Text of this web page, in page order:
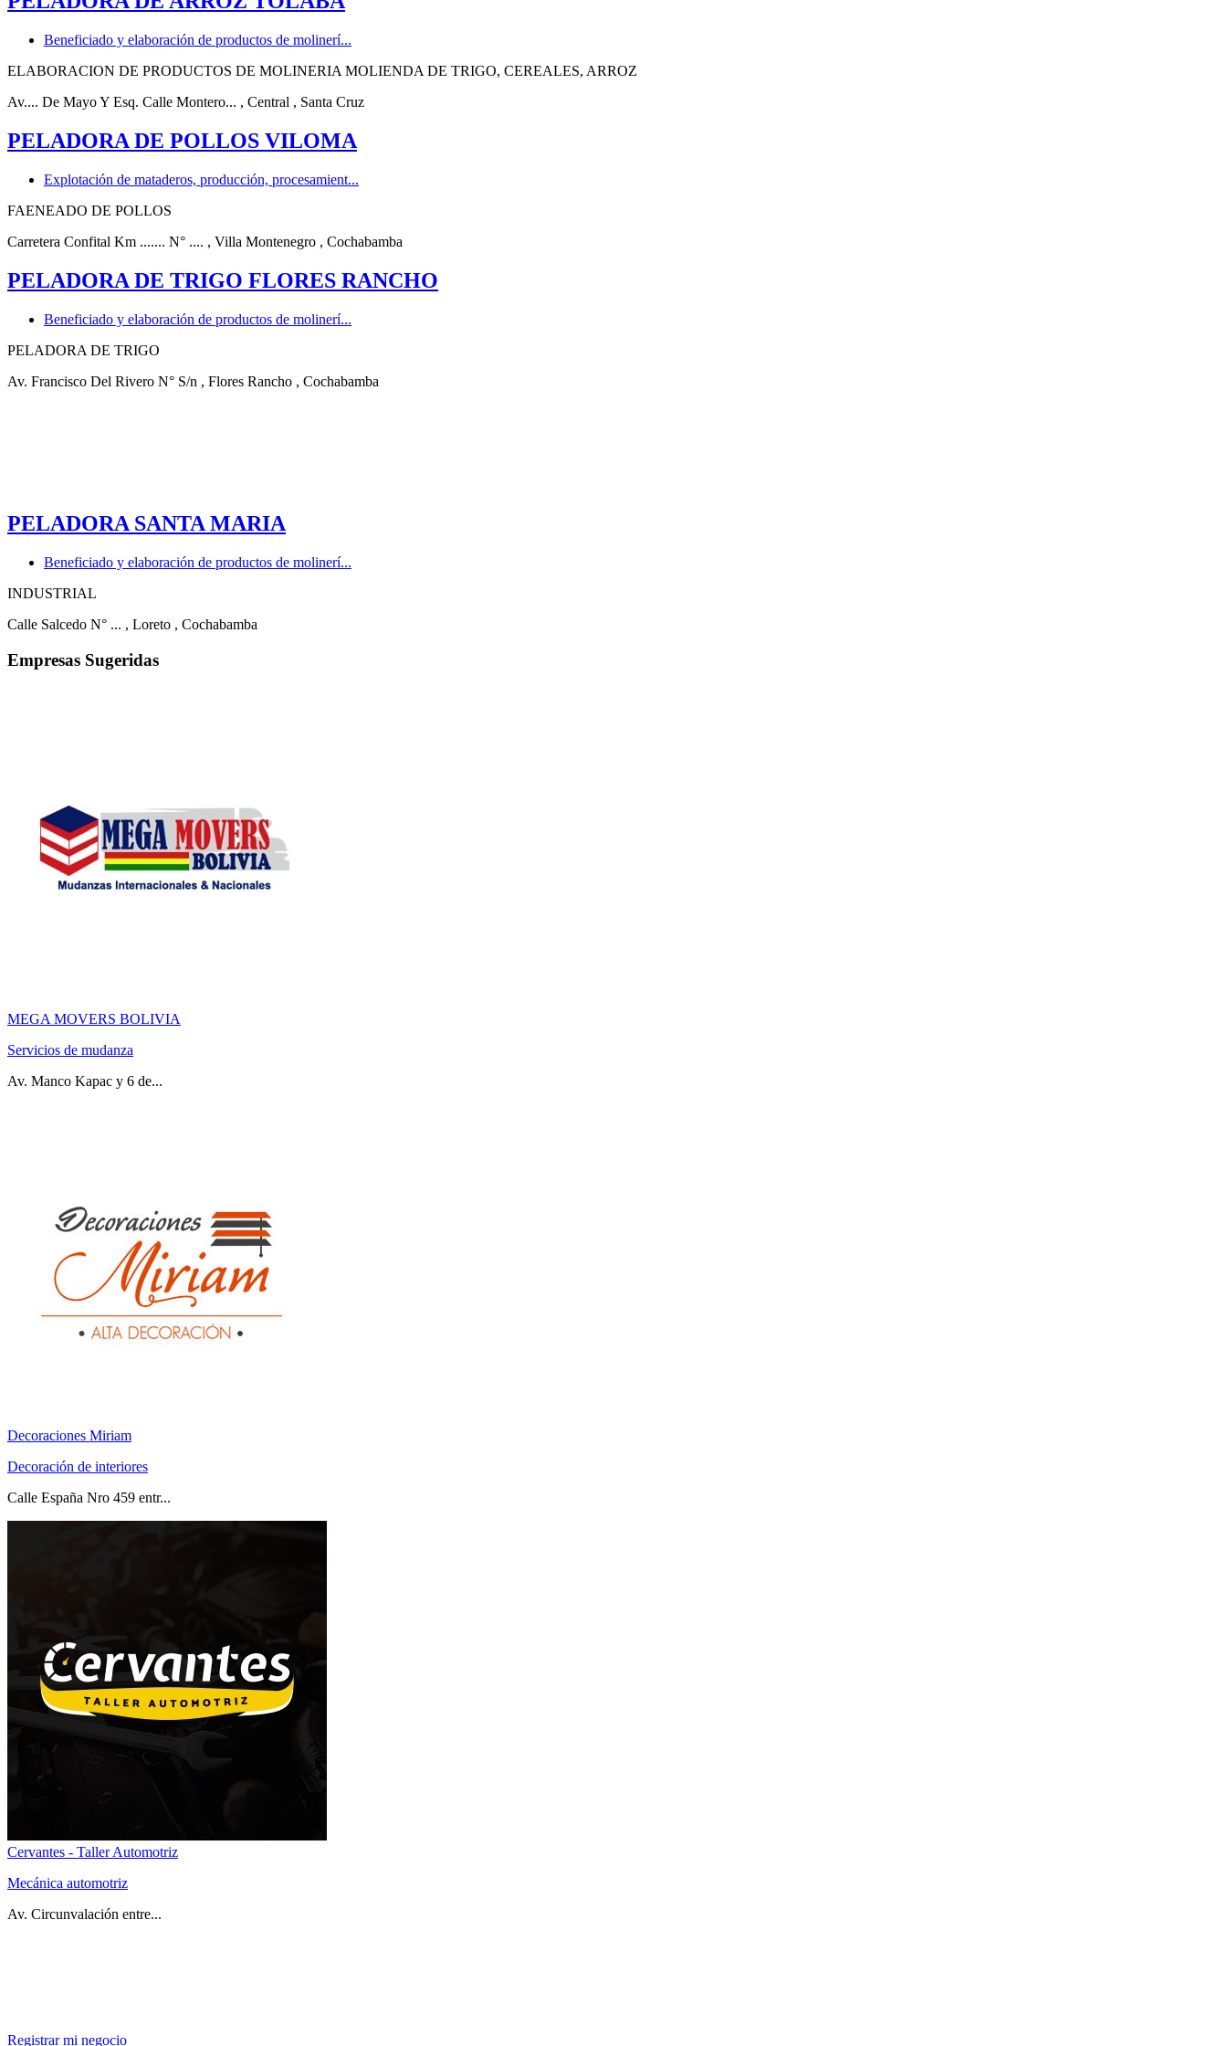
Beneficiado y elaboración de productos de molinerí...
ELABORACION DE PRODUCTOS DE MOLINERIA MOLIENDA DE TRIGO, CEREALES, ARROZ
Av.... De Mayo Y Esq. Calle Montero... , Central , Santa Cruz
PELADORA DE POLLOS VILOMA
Explotación de mataderos, producción, procesamient...
FAENEADO DE POLLOS
Carretera Confital Km ....... N° .... , Villa Montenegro , Cochabamba
PELADORA DE TRIGO FLORES RANCHO
Beneficiado y elaboración de productos de molinerí...
PELADORA DE TRIGO
Av. Francisco Del Rivero N° S/n , Flores Rancho , Cochabamba
PELADORA SANTA MARIA
Beneficiado y elaboración de productos de molinerí...
INDUSTRIAL
Calle Salcedo N° ... , Loreto , Cochabamba
Empresas Sugeridas
MEGA MOVERS BOLIVIA
Servicios de mudanza
Av. Manco Kapac y 6 de...
Decoraciones Miriam
Decoración de interiores
Calle España Nro 459 entr...
Cervantes - Taller Automotriz
Mecánica automotriz
Av. Circunvalación entre...
Registrar mi negocio